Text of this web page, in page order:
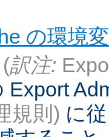
の環境
(訳注:
Export
規則) に